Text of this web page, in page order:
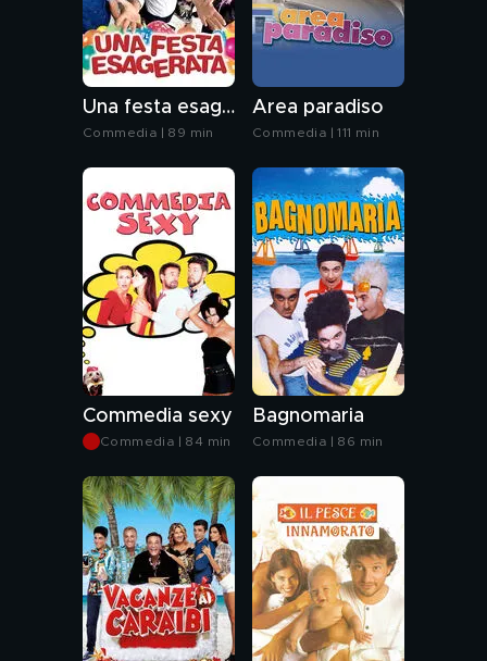
Una festa esagerata
Commedia | 89 min
Area paradiso
Commedia | 111 min
Commedia sexy
Commedia | 84 min
Bagnomaria
Commedia | 86 min